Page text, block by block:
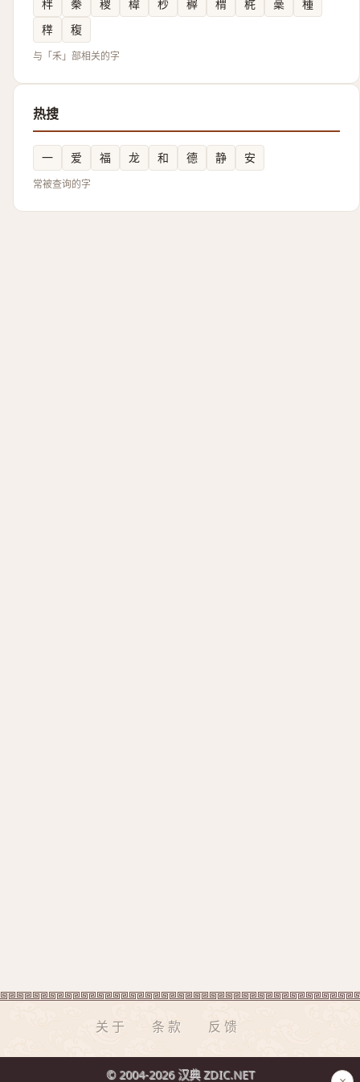
秚 䅈 稷 稦 秒 稺 䅢 䅊 稾
種
䅸
稪
与「禾」部相关的字
热搜
一 爱 福 龙 和 德 静 安
常被查询的字
关于 条款 反馈
© 2004-2026 汉典 ZDIC.NET